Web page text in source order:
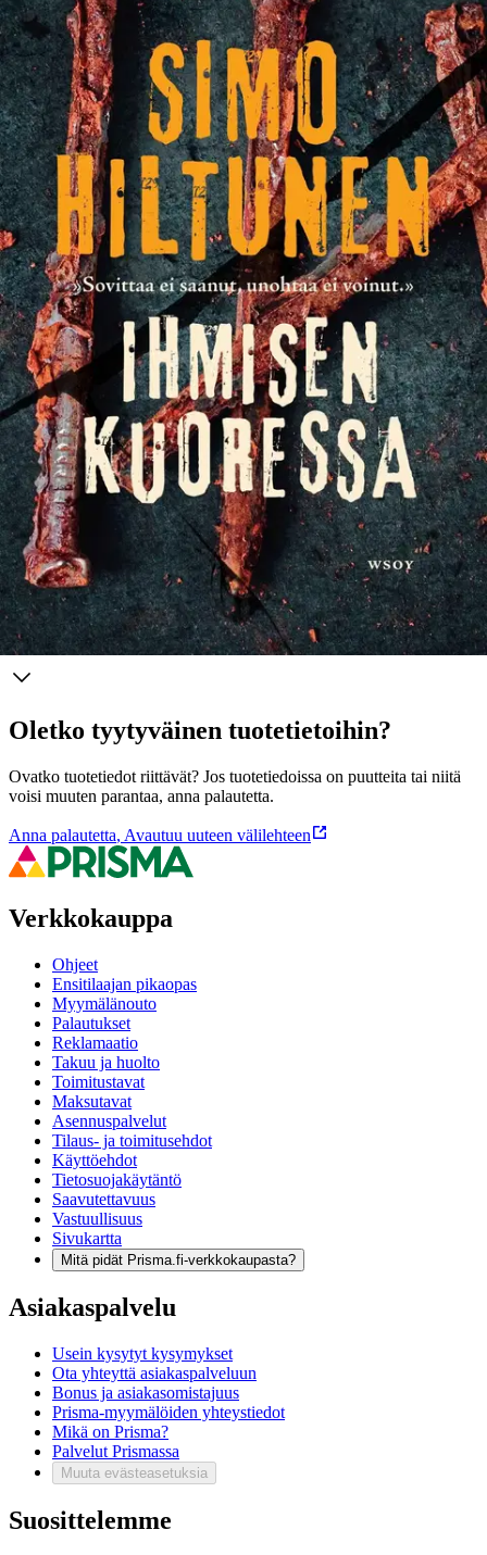
Tuotekuvaus
"Lauri Kivi putosi kohti maata. Ihmisten elementtiä." Toimittaja
Lauri Kivellä pitäisi olla asiat hyvin. Mies menestyy ammatissaan
kovien rikosjuttujen tekijänä, hän on tehnyt pesäeron väkivaltaiseen
lapsuuteensa ja on aikuisiällä tutustunut viimein tyttäreensä Aavaan,
joka luo kansainvälistä uraa poptähtenä. Mutta taivaanrannassa
siintää mustaa. Aavan menestystä edelsi Amanda, laulaja joka katosi
jäljettömiin kolme vuotta aikaisemmin.
Ryhtyessään tekemään
artikkelia ihmisten katoamisista ja etenkin Amandan tapauksesta
Kivi kerjää verta nenästään ja pimeyttä horisontista. Pian on
uhattuna paitsi Aava myös Lauri Kiven oma henkinen tasapaino. Ja
kun se järkkyy, kukaan eikä mikään ole turvassa. Ihmisen kuoressa
on kovaksi taottu kaunokirjallinen trilleri, joka kyydittää lukijansa
pimeyteen eikä lupaa tuoda takaisin. Se on laskuvarjoton romaani
minuudesta, syyllisyydestä ja sisällämme pauhaavista
hallitsemattomista voimista. Hiltusen kielessä on leikkiä, tarkkuutta
ja sävyjä, joita emme rikosromaanilta osaa aina odottaa. Simo
Hiltunen (s. 1977) on toimittaja ja visuaalinen tuottaja. Hän asuu
perheineen Iissä. Hiltusen ensimmäinen romaani Lampaan vaatteissa
(2015) on saanut hyvän vastaanoton Keski-Euroopassa. Se
käännetty ranskaksi, saksaksi ja hollanniksi.
Näytä lisää tuotekuvausta
Ominaisuudet
Oletko tyytyväinen tuotetietoihin?
Ovatko tuotetiedot riittävät? Jos tuotetiedoissa on puutteita tai niitä
voisi muuten parantaa, anna palautetta.
Anna palautetta, Avautuu uuteen välilehteen
Verkkokauppa
Ohjeet
Ensitilaajan pikaopas
Myymälänouto
Palautukset
Reklamaatio
Takuu ja huolto
Toimitustavat
Maksutavat
Asennuspalvelut
Tilaus- ja toimitusehdot
Käyttöehdot
Tietosuojakäytäntö
Saavutettavuus
Vastuullisuus
Sivukartta
Mitä pidät Prisma.fi-verkkokaupasta?
Asiakaspalvelu
Usein kysytyt kysymykset
Ota yhteyttä asiakaspalveluun
Bonus ja asiakasomistajuus
Prisma-myymälöiden yhteystiedot
Mikä on Prisma?
Palvelut Prismassa
Muuta evästeasetuksia
Suosittelemme